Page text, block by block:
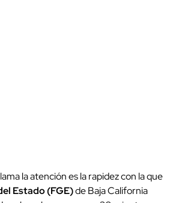
la atención es la rapidez con la que
Estado (FGE)de Baja California